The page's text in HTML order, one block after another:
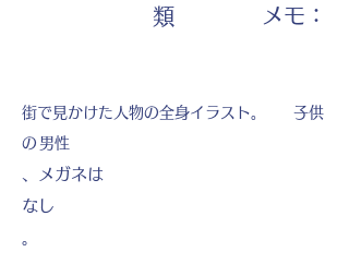
類
​メモ：
街で見かけた人物の全身イラスト。
子供
の 男性
、メガネは
なし
。